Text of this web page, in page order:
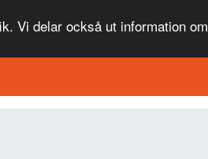
Vi delar också ut information om